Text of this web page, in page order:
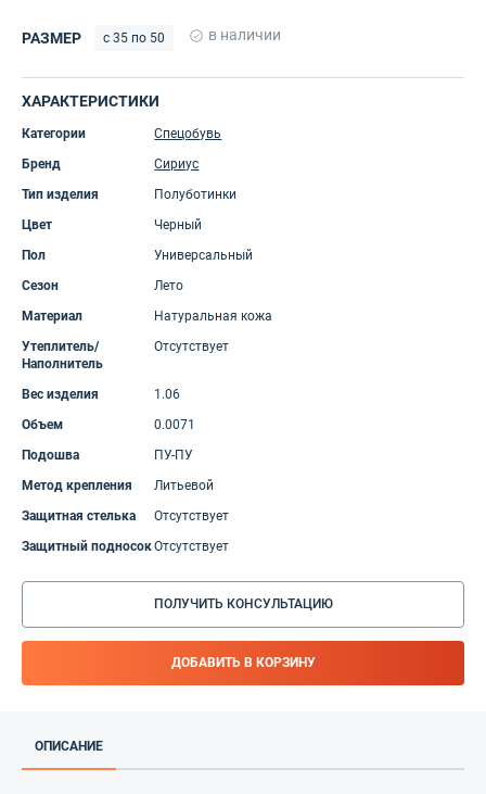
РАЗМЕР с 35 по 50 в наличии
ХАРАКТЕРИСТИКИ
Категории
Спецобувь
Бренд
Сириус
Тип изделия
Полуботинки
Цвет
Черный
Пол
Универсальный
Сезон
Лето
Материал
Натуральная кожа
Утеплитель/
Наполнитель
Отсутствует
Вес изделия
1.06
Объем
0.0071
Подошва
ПУ-ПУ
Метод крепления
Литьевой
Защитная стелька
Отсутствует
Защитный подносокОтсутствует
ПОЛУЧИТЬ КОНСУЛЬТАЦИЮ
ДОБАВИТЬ В КОРЗИНУ
ОПИСАНИЕ